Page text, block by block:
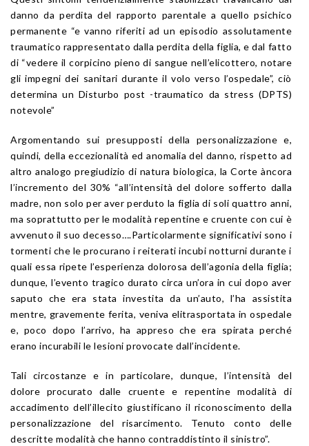
danno da perdita del rapporto parentale a quello psichico
permanente “e vanno riferiti ad un episodio assolutamente
traumatico rappresentato dalla perdita della figlia, e dal fatto
di “vedere il corpicino pieno di sangue nell’elicottero, notare
gli impegni dei sanitari durante il volo verso l’ospedale”, ciò
determina un Disturbo post -traumatico da stress (DPTS)
notevole”
Argomentando sui presupposti della personalizzazione e,
quindi, della eccezionalità ed anomalia del danno, rispetto ad
altro analogo pregiudizio di natura biologica, la Corte àncora
l’incremento del 30% “all’intensità del dolore sofferto dalla
madre, non solo per aver perduto la figlia di soli quattro anni,
ma soprattutto per le modalità repentine e cruente con cui è
avvenuto il suo decesso….Particolarmente significativi sono i
tormenti che le procurano i reiterati incubi notturni durante i
quali essa ripete l’esperienza dolorosa dell’agonia della figlia;
dunque, l’evento tragico durato circa un’ora in cui dopo aver
saputo che era stata investita da un’auto, l’ha assistita
mentre, gravemente ferita, veniva elitrasportata in ospedale
e, poco dopo l’arrivo, ha appreso che era spirata perché
erano incurabili le lesioni provocate dall’incidente.
Tali circostanze e in particolare, dunque, l’intensità del
dolore procurato dalle cruente e repentine modalità di
accadimento dell’illecito giustificano il riconoscimento della
personalizzazione del risarcimento. Tenuto conto delle
descritte modalità che hanno contraddistinto il sinistro”.